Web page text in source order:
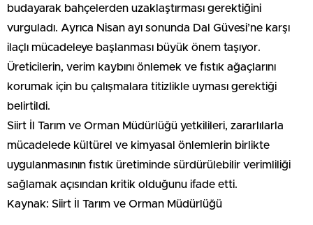
budayarak bahçelerden uzaklaştırması gerektiğini
vurguladı. Ayrıca Nisan ayı sonunda Dal Güvesi’ne karşı
ilaçlı mücadeleye başlanması büyük önem taşıyor.
Üreticilerin, verim kaybını önlemek ve fıstık ağaçlarını
korumak için bu çalışmalara titizlikle uyması gerektiği
belirtildi.
Siirt İl Tarım ve Orman Müdürlüğü yetkilileri, zararlılarla
mücadelede kültürel ve kimyasal önlemlerin birlikte
uygulanmasının fıstık üretiminde sürdürülebilir verimliliği
sağlamak açısından kritik olduğunu ifade etti.
Kaynak: Siirt İl Tarım ve Orman Müdürlüğü